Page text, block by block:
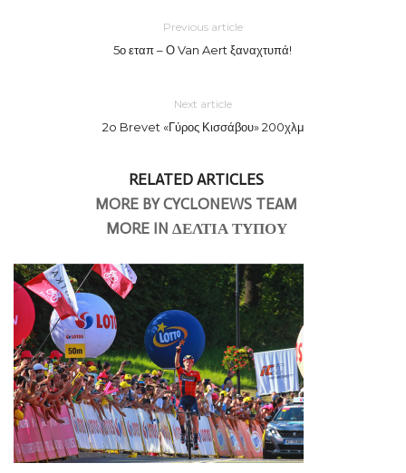
Previous article
5ο εταπ – Ο Van Aert ξαναχτυπά!
Next article
2o Brevet «Γύρος Κισσάβου» 200χλμ
RELATED ARTICLES
MORE BY CYCLONEWS TEAM
MORE IN ΔΕΛΤΙΑ ΤΥΠΟΥ